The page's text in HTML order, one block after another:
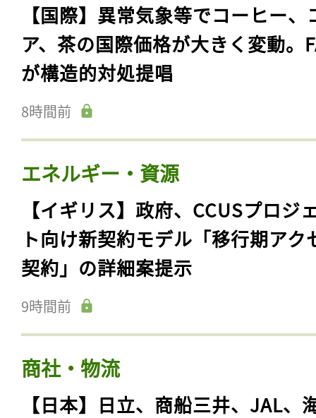
【国際】異常気象等でコーヒー、
ア、茶の国際価格が大きく変動。
が構造的対処提唱
8時間前
エネルギー・資源
【イギリス】政府、CCUSプロジ
ト向け新契約モデル「移行期アク
契約」の詳細案提示
9時間前
商社・物流
【日本】日立、商船三井、JAL、